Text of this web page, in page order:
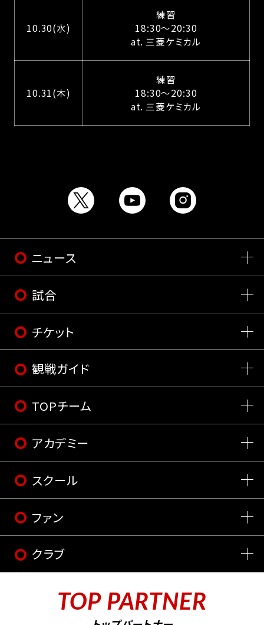
10.30(水)
練習
18:30～20:30
at. 三菱ケミカル
10.31(木)
練習
18:30～20:30
at. 三菱ケミカル
ニュース
試合
チケット
観戦ガイド
TOPチーム
アカデミー
スクール
ファン
クラブ
TOP PARTNER